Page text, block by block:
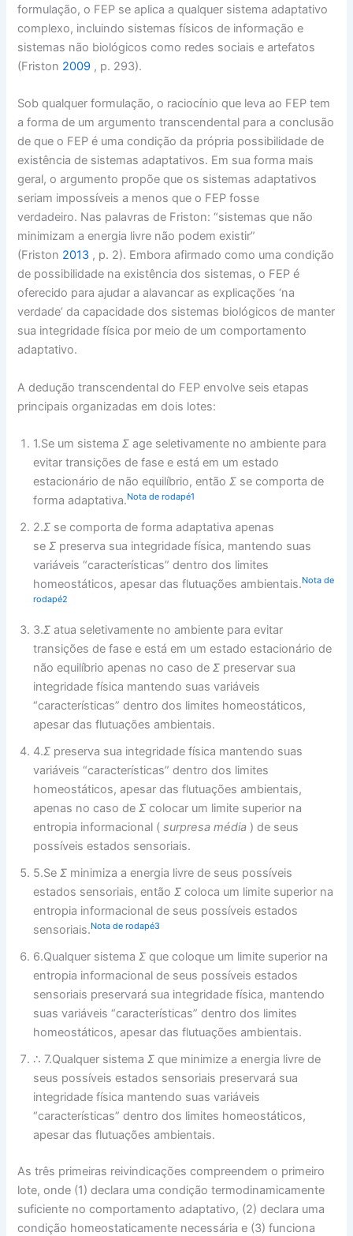
formulação, o FEP se aplica a qualquer sistema adaptativo
complexo, incluindo sistemas físicos de informação e
sistemas não biológicos como redes sociais e artefatos
(Friston 2009 , p. 293).
Sob qualquer formulação, o raciocínio que leva ao FEP tem
a forma de um argumento transcendental para a conclusão
de que o FEP é uma condição da própria possibilidade de
existência de sistemas adaptativos. Em sua forma mais
geral, o argumento propõe que os sistemas adaptativos
seriam impossíveis a menos que o FEP fosse
verdadeiro. Nas palavras de Friston: “sistemas que não
minimizam a energia livre não podem existir”
(Friston 2013 , p. 2). Embora afirmado como uma condição
de possibilidade na existência dos sistemas, o FEP é
oferecido para ajudar a alavancar as explicações ‘na
verdade’ da capacidade dos sistemas biológicos de manter
sua integridade física por meio de um comportamento
adaptativo.
A dedução transcendental do FEP envolve seis etapas
principais organizadas em dois lotes:
1.Se um sistemaΣ age seletivamente no ambiente para
evitar transições de fase e está em um estado
estacionário de não equilíbrio, entãoΣ se comporta de
forma adaptativa.Nota de rodapé1
2.Σ se comporta de forma adaptativa apenas
seΣ preserva sua integridade física, mantendo suas
variáveis ​​“características” dentro dos limites
homeostáticos, apesar das flutuações ambientais.Nota de
rodapé2
3.Σ atua seletivamente no ambiente para evitar
transições de fase e está em um estado estacionário de
não equilíbrio apenas no caso deΣ preservar sua
integridade física mantendo suas variáveis ​​
“características” dentro dos limites homeostáticos,
apesar das flutuações ambientais.
4.Σ preserva sua integridade física mantendo suas
variáveis ​​“características” dentro dos limites
homeostáticos, apesar das flutuações ambientais,
apenas no caso deΣ colocar um limite superior na
entropia informacional (surpresa média ) de seus
possíveis estados sensoriais.
5.SeΣ minimiza a energia livre de seus possíveis
estados sensoriais, entãoΣ coloca um limite superior na
entropia informacional de seus possíveis estados
sensoriais.Nota de rodapé3
6.Qualquer sistemaΣ que coloque um limite superior na
entropia informacional de seus possíveis estados
sensoriais preservará sua integridade física, mantendo
suas variáveis ​​“características” dentro dos limites
homeostáticos, apesar das flutuações ambientais.
∴ 7.Qualquer sistemaΣ que minimize a energia livre de
seus possíveis estados sensoriais preservará sua
integridade física mantendo suas variáveis ​​
“características” dentro dos limites homeostáticos,
apesar das flutuações ambientais.
As três primeiras reivindicações compreendem o primeiro
lote, onde (1) declara uma condição termodinamicamente
suficiente no comportamento adaptativo, (2) declara uma
condição homeostaticamente necessária e (3) funciona